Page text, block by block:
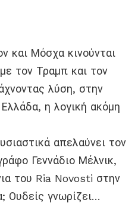
και Μόσχα κινούνται
τον Τραμπ και τον
λύση, στην
η λογική ακόμη
απελαύνει τον
Γεννάδιο Μέλνικ,
του Ria Novosti στην
Ουδείς γνωρίζει…